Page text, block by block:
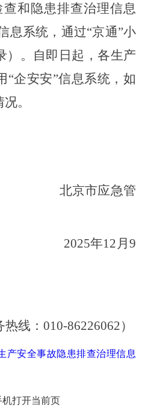
和隐患排查治理信息
息系统，通过“京通”小
）。自即日起，各生产
“企安安”信息系统，如
。
应急管
年12 月9
线：010-86226062）
产安全事故隐患排查治理信息
打开当前页